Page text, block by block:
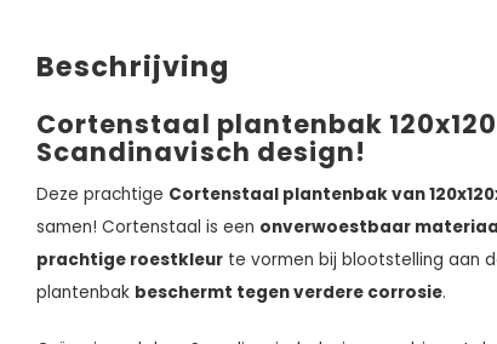
Beschrijving
Cortenstaal plantenbak
Scandinavisch design!
Deze prachtige Cortenstaal plantenbak van
samen! Cortenstaal is een onverwoestbaar
prachtige roestkleur te vormen bij blootstelling aan
plantenbak beschermt tegen verdere corrosie.